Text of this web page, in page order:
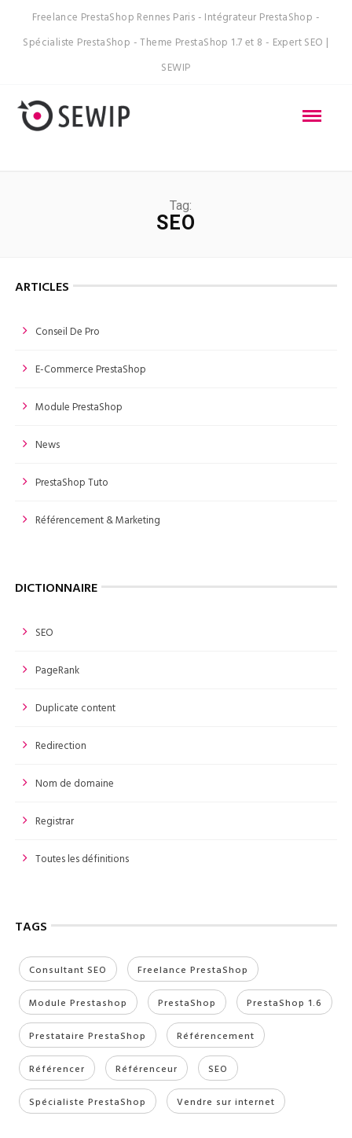
Freelance PrestaShop Rennes Paris - Intégrateur PrestaShop -
Spécialiste PrestaShop - Theme PrestaShop 1.7 et 8 - Expert SEO |
SEWIP
Tag:
SEO
ARTICLES
Conseil De Pro
E-Commerce PrestaShop
Module PrestaShop
News
PrestaShop Tuto
Référencement & Marketing
DICTIONNAIRE
SEO
PageRank
Duplicate content
Redirection
Nom de domaine
Registrar
Toutes les définitions
TAGS
Consultant SEO Freelance PrestaShop
Module Prestashop PrestaShop PrestaShop 1.6
Prestataire PrestaShop Référencement
Référencer Référenceur SEO
Spécialiste PrestaShop Vendre sur internet